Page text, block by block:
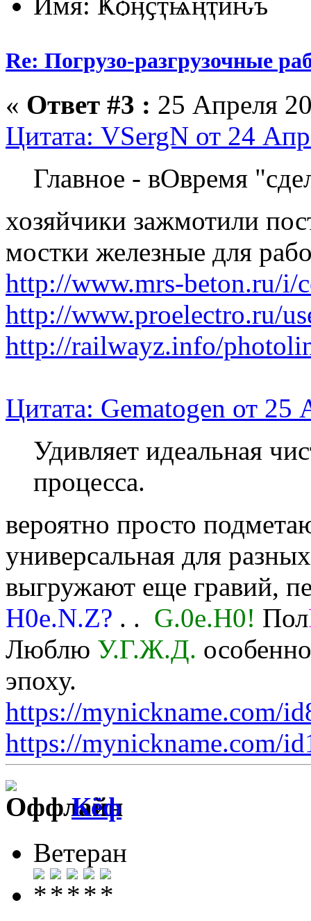
Re: Погрузо-разгрузочные
« Ответ #3 : 25 Апреля
Цитата: VSergN от 24
Главное - вОвремя
хозяйчики зажмотили
мостки железные для
http://www.mrs-beton.ru/i/
http://www.proelectro.ru/
http://railwayz.info/
Цитата: Gematogen от
Удивляет идеальная
процесса.
вероятно просто
универсальная для
выгружают еще гравий,
H0e.N.Z? . . G.0e.H0! Пол
Люблю У.Г.Ж.Д.
эпоху.
https://mynickname.com/
https://mynickname.com/
Кёф
Ветеран